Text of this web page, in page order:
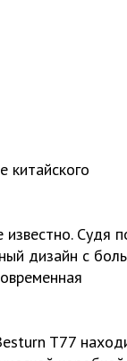
китайского
известно. Судя
дизайн с
T77